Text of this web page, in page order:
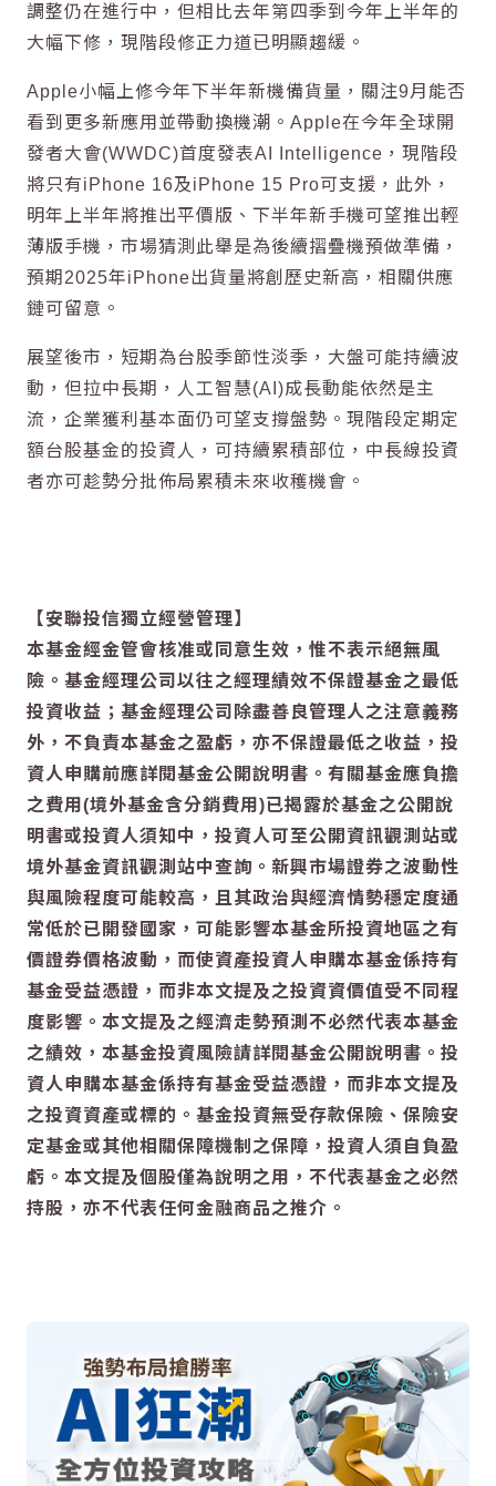
調整仍在進行中，但相比去年第四季到今年上半年的
大幅下修，現階段修正力道已明顯趨緩。
Apple小幅上修今年下半年新機備貨量 ，關注9月能否
看到更多新應用並帶動換機潮。Apple在今年全球開
發者大會(WWDC)首度發表AI Intelligence，現階段
將只有iPhone 16及iPhone 15 Pro可支援，此外，
明年上半年將推出平價版、下半年新手機可望推出輕
薄版手機，市場猜測此舉是為後續摺疊機預做準備，
預期2025年iPhone出貨量將創歷史新高，相關供應
鏈可留意。
展望後市，短期為台股季節性淡季，大盤可能持續波
動，但拉中長期，人工智慧(AI)成長動能依然是主
流，企業獲利基本面仍可望支撐盤勢。現階段定期定
額台股基金的投資人，可持續累積部位，中長線投資
者亦可趁勢分批佈局累積未來收穫機會。
【安聯投信獨立經營管理】
本基金經金管會核准或同意生效，惟不表示絕無風
險。基金經理公司以往之經理績效不保證基金之最低
投資收益；基金經理公司除盡善良管理人之注意義務
外，不負責本基金之盈虧，亦不保證最低之收益，投
資人申購前應詳閱基金公開說明書。有關基金應負擔
之費用(境外基金含分銷費用)已揭露於基金之公開說
明書或投資人須知中，投資人可至公開資訊觀測站或
境外基金資訊觀測站中查詢。新興市場證券之波動性
與風險程度可能較高，且其政治與經濟情勢穩定度通
常低於已開發國家，可能影響本基金所投資地區之有
價證券價格波動，而使資產投資人申購本基金係持有
基金受益憑證，而非本文提及之投資資價值受不同程
度影響。本文提及之經濟走勢預測不必然代表本基金
之績效，本基金投資風險請詳閱基金公開說明書。投
資人申購本基金係持有基金受益憑證，而非本文提及
之投資資產或標的。基金投資無受存款保險、保險安
定基金或其他相關保障機制之保障，投資人須自負盈
虧。本文提及個股僅為說明之用，不代表基金之必然
持股，亦不代表任何金融商品之推介。